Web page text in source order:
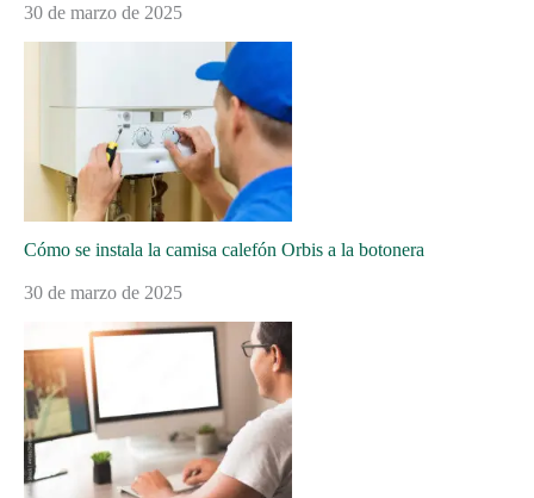
30 de marzo de 2025
Cómo se instala la camisa calefón Orbis a la botonera
30 de marzo de 2025